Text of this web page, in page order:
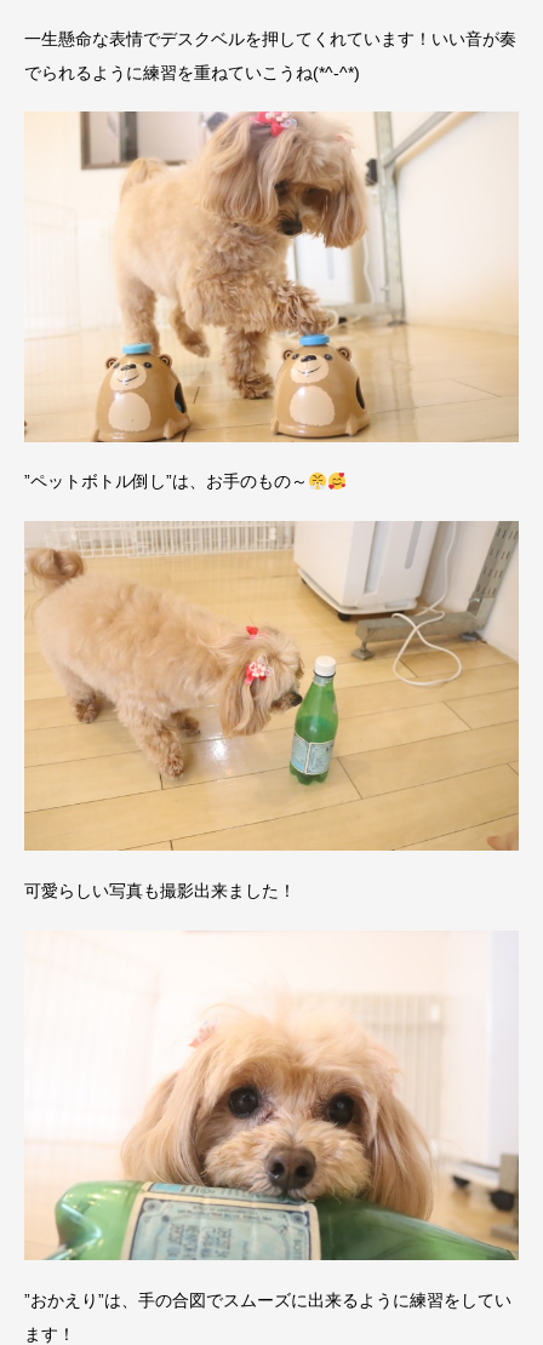
一生懸命な表情でデスクベルを押してくれています！いい音が奏
でられるように練習を重ねていこうね(*^-^*)
”ペットボトル倒し”は、お手のもの～
可愛らしい写真も撮影出来ました！
”おかえり”は、手の合図でスムーズに出来るように練習をしてい
ます！